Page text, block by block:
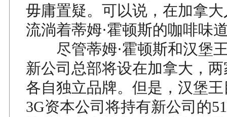
毋庸置疑。可以说，在加拿
流淌着蒂姆·霍顿斯的咖啡味
尽管蒂姆·霍顿斯和汉堡
新公司总部将设在加拿大，
各自独立品牌。但是，汉堡
3G资本公司将持有新公司的